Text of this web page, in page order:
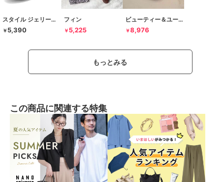
スタイル ジェリービーンズ
￥ 5,390
フィン
￥ 5,225
ビューティー＆ユース ユナイテッドアローズ
￥8,976
もっとみる
この商品に関連する特集